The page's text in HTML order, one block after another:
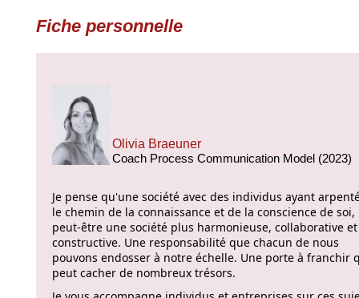
Fiche personnelle
Olivia Braeuner
Coach Process Communication Model (2023)
Je pense qu'une société avec des individus ayant
le chemin de la connaissance et de la conscience de soi,
peut-être une société plus harmonieuse, collaborative et
constructive. Une responsabilité que chacun de nous
pouvons endosser à notre échelle. Une porte à franchir
peut cacher de nombreux trésors.